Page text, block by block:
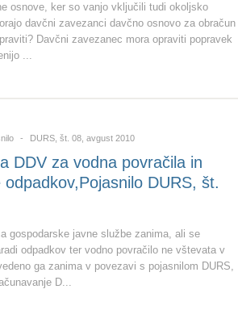
osnove, ker so vanjo vključili tudi okoljsko
davčni zavezanci davčno osnovo za obračun
Davčni zavezanec mora opraviti popravek
...
DURS, št. 08, avgust 2010
DDV za vodna povračila in
DURS, št.
gospodarske javne službe zanima, ali se
odpadkov ter vodno povračilo ne vštevata v
ga zanima v povezavi s pojasnilom DURS,
D...